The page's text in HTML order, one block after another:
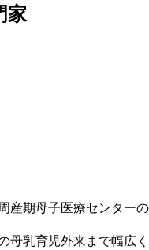
家
産期母子医療センターの
母乳育児外来まで幅広く